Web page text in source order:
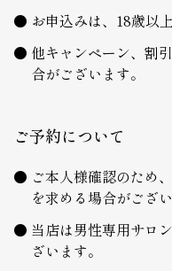
お申込みは、18歳以
他キャンペーン、割
合がございます。
ご予約について
ご本人様確認のため
を求める場合がござい
当店は男性専用サロ
ざいます。